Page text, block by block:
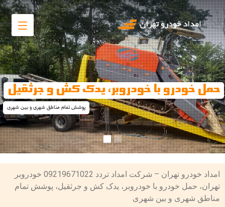
حمل خودرو با خودروبر، یدک کش و جرثقیل
پوشش تمام مناطق شهری و بین شهری
امداد خودرو تهران – شرکت امداد تردد 09219671022 خودروبر
تهران، حمل خودرو با خودروبر، یدک کش و جرثقیل، پوشش تمام
مناطق شهری و بین شهری